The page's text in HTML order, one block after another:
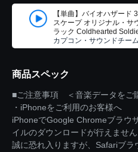
【単曲】バイオハザード
スケープ オリジナル・サ
ラック Coldhearted
カプコン・サウンドチーム
商品スペック
■ご注意事項 ＜音楽データをご
・iPhoneをご利用のお客様へ
iPhoneでGoogle Chromeブラウ
イルのダウンロードが行えません
誠に恐れ入りますが、Safariブラ